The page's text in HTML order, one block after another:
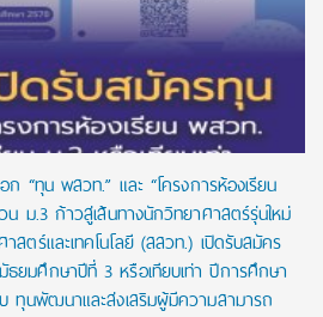
“ทุน พสวท.” และ “โครงการห้องเรียน
ม.3 ก้าวสู่เส้นทางนักวิทยาศาสตร์รุ่นใหม่
สตร์และเทคโนโลยี (สสวท.) เปิดรับสมัคร
ธยมศึกษาปีที่ 3 หรือเทียบเท่า ปีการศึกษา
ทุนพัฒนาและส่งเสริมผู้มีความสามารถ